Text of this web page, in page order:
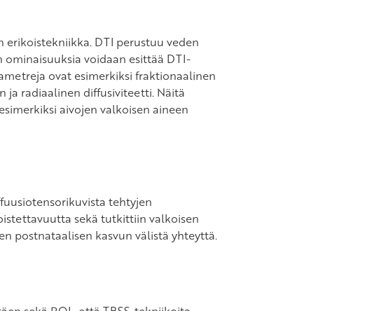
DTI perustuu veden
voidaan esittää DTI-
ovat esimerkiksi fraktionaalinen
ja radiaalinen diffusiviteetti. Näitä
aivojen valkoisen aineen
tehtyjen
sekä tutkittiin valkoisen
postnataalisen kasvun välistä yhteyttä.